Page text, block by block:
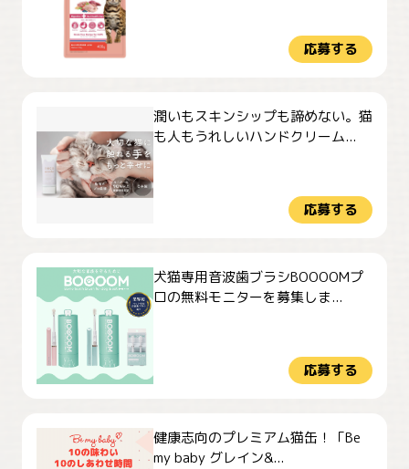
応募する
潤いもスキンシップも諦めない。猫
も人もうれしいハンドクリーム...
応募する
犬猫専用音波歯ブラシBOOOOMプ
ロの無料モニターを募集しま...
応募する
健康志向のプレミアム猫缶！「Be
my baby グレイン&...